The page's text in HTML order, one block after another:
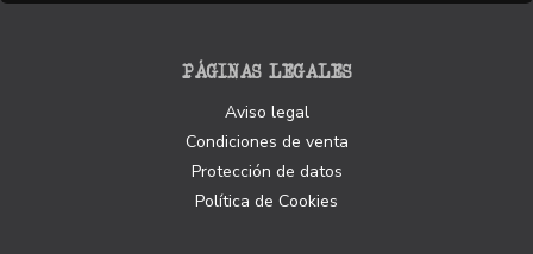
PÁGINAS LEGALES
Aviso legal
Condiciones de venta
Protección de datos
Política de Cookies